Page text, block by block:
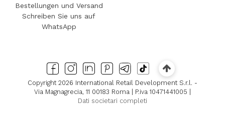
Bestellungen und Versand
Schreiben Sie uns auf
WhatsApp
Copyright 2026 International Retail Development S.r.l. -
Via Magnagrecia, 11 00183 Roma | P.iva 10471441005 |
Dati societari completi